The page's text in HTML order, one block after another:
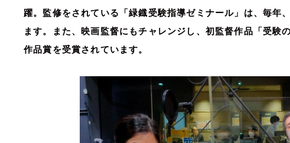
躍。監修をされている「緑鐡受験指導ゼミナール」は、毎年
ます。また、映画監督にもチャレンジし、初監督作品「受験
作品賞を受賞されています。